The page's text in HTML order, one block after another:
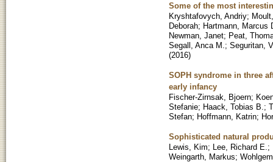
Some of the most
Kryshtafovych, Andriy;
Deborah; Hartmann, Marcus
Newman, Janet; Peat,
Segall, Anca M. ; Seguritan,
(2016)
SOPH syndrome in three
early infancy
Fischer-Zirnsak, Bjoern;
Stefanie; Haack, Tobias B. ;
Stefan; Hoffmann, Katrin;
Sophisticated natural
Lewis, Kim; Lee, Richard E. ;
Weingarth, Markus;